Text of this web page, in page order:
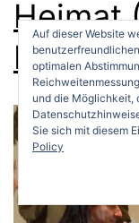
Heimat
Auf dieser Website
optimalen
und die Möglichkeit,
Sie sich mit diesem
Policy